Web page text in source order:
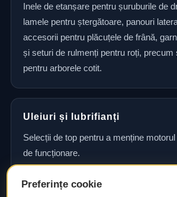
Inele de etanșare pentru șuruburile de
lamele pentru ștergătoare, panouri
accesorii pentru plăcuțele de frână,
și seturi de rulmenți pentru roți, precum
pentru arborele cotit.
Uleiuri și lubrifianți
Selecții de top pentru a menține
de funcționare.
Preferințe cookie